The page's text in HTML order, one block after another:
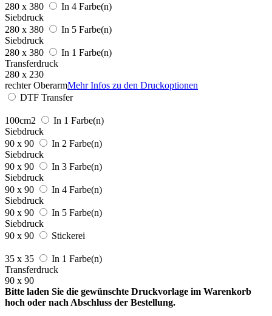
280 x 380
In 4 Farbe(n)
Siebdruck
280 x 380
In 5 Farbe(n)
Siebdruck
280 x 380
In 1 Farbe(n)
Transferdruck
280 x 230
rechter OberarmMehr Infos zu den Druckoptionen
DTF Transfer
100cm2
In 1 Farbe(n)
Siebdruck
90 x 90
In 2 Farbe(n)
Siebdruck
90 x 90
In 3 Farbe(n)
Siebdruck
90 x 90
In 4 Farbe(n)
Siebdruck
90 x 90
In 5 Farbe(n)
Siebdruck
90 x 90
Stickerei
35 x 35
In 1 Farbe(n)
Transferdruck
90 x 90
Bitte laden Sie die gewünschte Druckvorlage im Warenkorb
hoch oder nach Abschluss der Bestellung.